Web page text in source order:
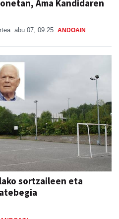
abu 07, 09:25
sortzaileen eta
ANDOAIN